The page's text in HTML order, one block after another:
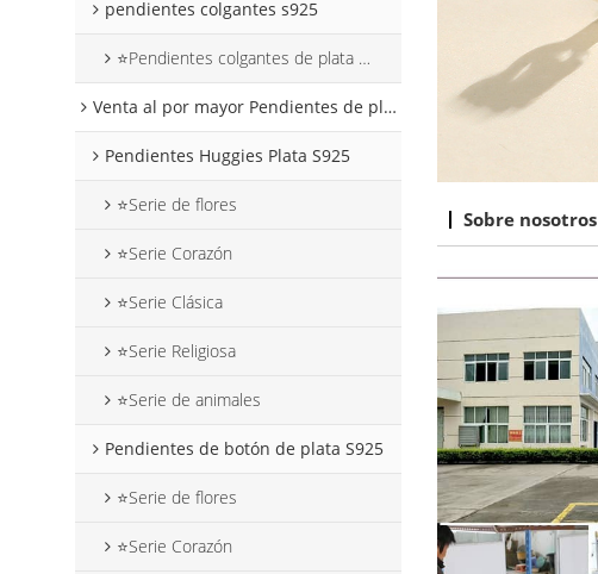
pendientes colgantes s925
⭐Pendientes colgantes de plata con forma de corazón
Venta al por mayor Pendientes de plata S925
Pendientes Huggies Plata S925
⭐Serie de flores
⭐Serie Corazón
⭐Serie Clásica
⭐Serie Religiosa
⭐Serie de animales
Pendientes de botón de plata S925
⭐Serie de flores
⭐Serie Corazón
Sobre nosotros